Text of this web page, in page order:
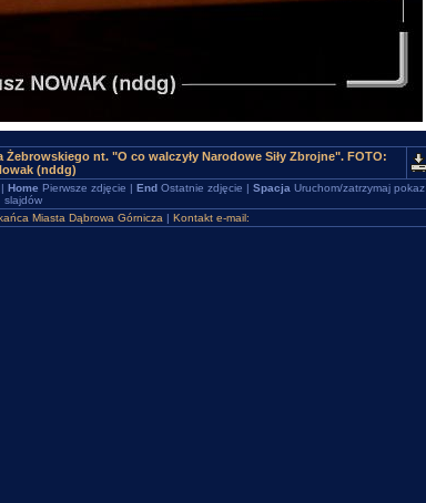
Żebrowskiego nt. "O co walczyły Narodowe Siły Zbrojne". FOTO:
(nddg)
Home Pierwsze zdjęcie | EndOstatnie zdjęcie | Spacja Uruchom/zatrzymaj pokaz
slajdów
Miasta Dąbrowa Górnicza | Kontakt e-mail: